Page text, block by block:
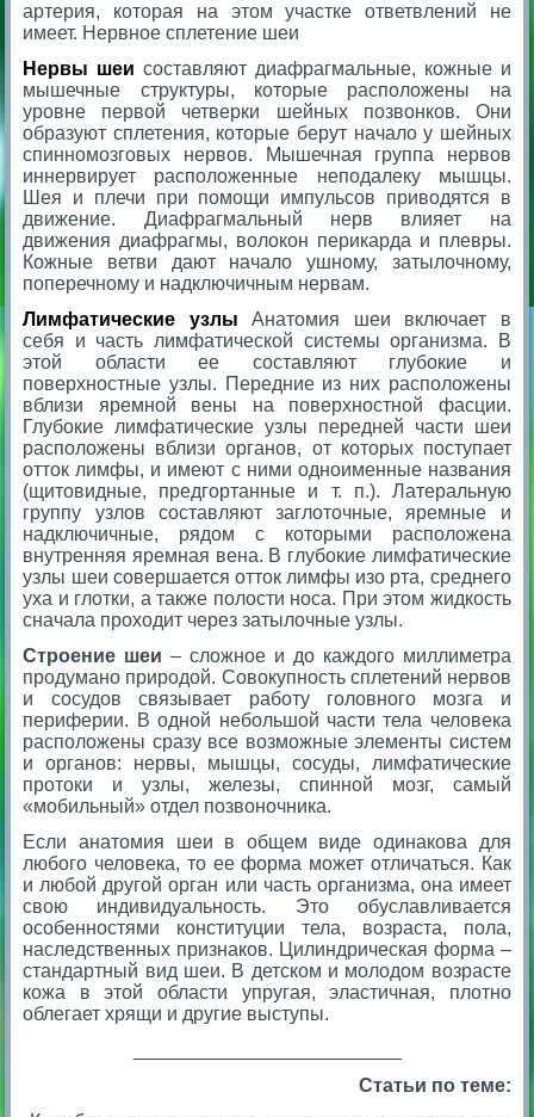
артерия, которая на этом участке ответвлений не
имеет. Нервное сплетение шеи
Нервы шеи составляют диафрагмальные, кожные и
мышечные структуры, которые расположены на
уровне первой четверки шейных позвонков. Они
образуют сплетения, которые берут начало у шейных
спинномозговых нервов. Мышечная группа нервов
иннервирует расположенные неподалеку мышцы.
Шея и плечи при помощи импульсов приводятся в
движение. Диафрагмальный нерв влияет на
движения диафрагмы, волокон перикарда и плевры.
Кожные ветви дают начало ушному, затылочному,
поперечному и надключичным нервам.
Лимфатические узлы Анатомия шеи включает в
себя и часть лимфатической системы организма. В
этой области ее составляют глубокие и
поверхностные узлы. Передние из них расположены
вблизи яремной вены на поверхностной фасции.
Глубокие лимфатические узлы передней части шеи
расположены вблизи органов, от которых поступает
отток лимфы, и имеют с ними одноименные названия
(щитовидные, предгортанные и т. п.). Латеральную
группу узлов составляют заглоточные, яремные и
надключичные, рядом с которыми расположена
внутренняя яремная вена. В глубокие лимфатические
узлы шеи совершается отток лимфы изо рта, среднего
уха и глотки, а также полости носа. При этом жидкость
сначала проходит через затылочные узлы.
Строение шеи – сложное и до каждого миллиметра
продумано природой. Совокупность сплетений нервов
и сосудов связывает работу головного мозга и
периферии. В одной небольшой части тела человека
расположены сразу все возможные элементы систем
и органов: нервы, мышцы, сосуды, лимфатические
протоки и узлы, железы, спинной мозг, самый
«мобильный» отдел позвоночника.
Если анатомия шеи в общем виде одинакова для
любого человека, то ее форма может отличаться. Как
и любой другой орган или часть организма, она имеет
свою индивидуальность. Это обуславливается
особенностями конституции тела, возраста, пола,
наследственных признаков. Цилиндрическая форма –
стандартный вид шеи. В детском и молодом возрасте
кожа в этой области упругая, эластичная, плотно
облегает хрящи и другие выступы.
Статьи по теме: